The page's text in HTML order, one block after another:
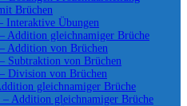
Brüchen
Interaktive Übungen
Addition gleichnamiger Brüche
Addition von Brüchen
Subtraktion von Brüchen
Division von Brüchen
gleichnamiger Brüche
– Addition gleichnamiger Brüche